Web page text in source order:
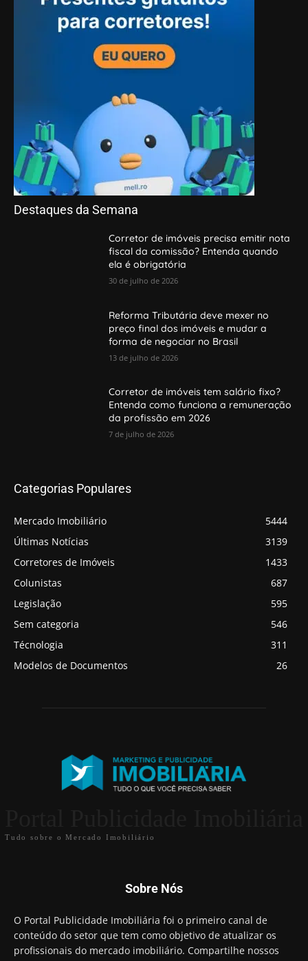
Destaques da Semana
Corretor de imóveis precisa emitir nota
fiscal da comissão? Entenda quando
ela é obrigatória
30 de julho de 2026
Reforma Tributária deve mexer no
preço final dos imóveis e mudar a
forma de negociar no Brasil
13 de julho de 2026
Corretor de imóveis tem salário fixo?
Entenda como funciona a remuneração
da profissão em 2026
7 de julho de 2026
Categorias Populares
Mercado Imobiliário
5444
Últimas Notícias
3139
Corretores de Imóveis
1433
Colunistas
687
Legislação
595
Sem categoria
546
Técnologia
311
Modelos de Documentos
26
Tudo sobre o Mercado Imobiliário
Sobre Nós
O Portal Publicidade Imobiliária foi o primeiro canal de
conteúdo do setor que tem como objetivo de atualizar os
profissionais do mercado imobiliário. Compartilhe nossos